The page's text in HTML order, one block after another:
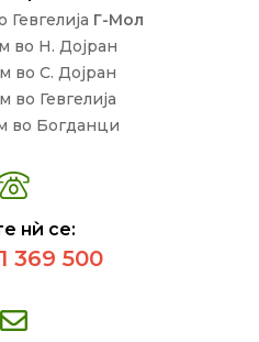
Г-Мол
во Н. Дојран
во С. Дојран
во Гевгелија
во Богданци
нѝ се:
369 500